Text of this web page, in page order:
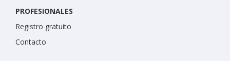
PROFESIONALES
Registro gratuito
Contacto